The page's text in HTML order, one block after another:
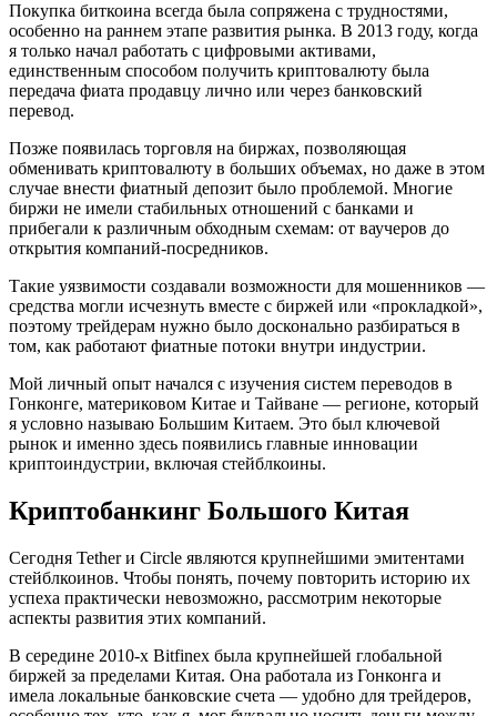
Покупка биткоина всегда была сопряжена с трудностями,
особенно на раннем этапе развития рынка. В 2013 году, когда
я только начал работать с цифровыми активами,
единственным способом получить криптовалюту была
передача фиата продавцу лично или через банковский
перевод.
Позже появилась торговля на биржах, позволяющая
обменивать криптовалюту в больших объемах, но даже в этом
случае внести фиатный депозит было проблемой. Многие
биржи не имели стабильных отношений с банками и
прибегали к различным обходным схемам: от ваучеров до
открытия компаний-посредников.
Такие уязвимости создавали возможности для мошенников —
средства могли исчезнуть вместе с биржей или «прокладкой»,
поэтому трейдерам нужно было досконально разбираться в
том, как работают фиатные потоки внутри индустрии.
Мой личный опыт начался с изучения систем переводов в
Гонконге, материковом Китае и Тайване — регионе, который
я условно называю Большим Китаем. Это был ключевой
рынок и именно здесь появились главные инновации
криптоиндустрии, включая стейблкоины.
Криптобанкинг Большого Китая
Сегодня Tether и Circle являются крупнейшими эмитентами
стейблкоинов. Чтобы понять, почему повторить историю их
успеха практически невозможно, рассмотрим некоторые
аспекты развития этих компаний.
В середине 2010-х Bitfinex была крупнейшей глобальной
биржей за пределами Китая. Она работала из Гонконга и
имела локальные банковские счета — удобно для трейдеров,